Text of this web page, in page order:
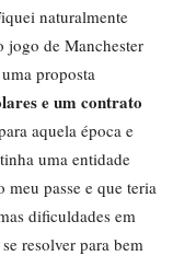
naturalmente
jogo de Manchester
proposta
e um contrato
aquela época e
uma entidade
passe e que teria
dificuldades em
resolver para bem